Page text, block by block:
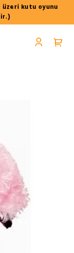
üzeri kutu oyunu